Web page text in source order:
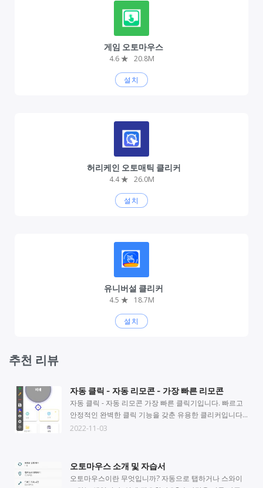
게임 오토마우스
4.6★ 20.8M
설치
허리케인 오토매틱 클리커
4.4★ 26.0M
설치
유니버설 클리커
4.5 ★ 18.7M
설치
추천 리뷰
자동 클릭 - 자동 리모콘 - 가장 빠른 리모콘
자동 클릭 - 자동 리모콘 가장 빠른 클릭기입니다. 빠르고
안정적인 완벽한 클릭 기능을 갖춘 유용한 클리커입니다.
다음으로 다양한 측면에서 장점과 단점에 대해 이야기하
와 가장 빠른 클리커를 알 수 있습니다. 단점은 장시간
1ms 클릭으로 인해 전화기가 지연되어 죽을 수 있다는 것
입니다. 클리커에는 다른 앱에서는 볼 수 없는 동기 포인트
2022-11-03
오토마우스 소개 및 자습서
오토마우스이란 무엇입니까? 자동으로 탭하거나 스와이